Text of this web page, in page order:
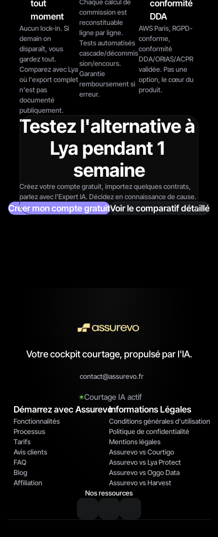
tout
moment
Aucun lock-in. Si
demain on
disparaît, vous
gardez tout.
Comparez avec Lya
où l'export complet
n'est pas
documenté
publiquement.
Chaque calcul de
commission est
reconstituable
ligne par ligne.
Tests automatisés
cascade/décommis
sion/encours.
Garantie
remboursement si
erreur.
conformité
DDA
AWS Paris, RGPD-
conforme,
conformité
DDA/ORIAS/ACPR
validée. Pas une
option, le cœur du
produit.
Testez l'alternative à
Lya pendant 1
semaine
Créez votre compte gratuit, importez quelques contrats,
parlez avec l'Expert IA. Décidez en connaissance de cause.
Créer mon compte gratuitVoir le comparatif détaillé
Votre cockpit courtage, propulsé par l'IA.
contact@assurevo.fr
Courtage IA actif
Démarrez avec Assurevo
Fonctionnalités
Processus
Tarifs
Avis clients
FAQ
Blog
Affiliation
Informations Légales
Conditions générales d'utilisation
Politique de confidentialité
Mentions légales
Assurevo vs Courtigo
Assurevo vs Lya Protect
Assurevo vs Oggo Data
Assurevo vs Harvest
Nos ressources